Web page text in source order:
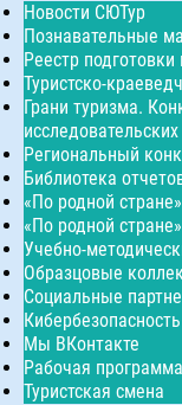
Новости СЮТур
Познавательные
Реестр подготовки
Туристско-
Грани туризма.
Региональный
Библиотека
«По родной
«По родной
Учебно-
Образцовые
Социальные
Кибербезопасность
Мы ВКонтакте
Рабочая
Туристская смена